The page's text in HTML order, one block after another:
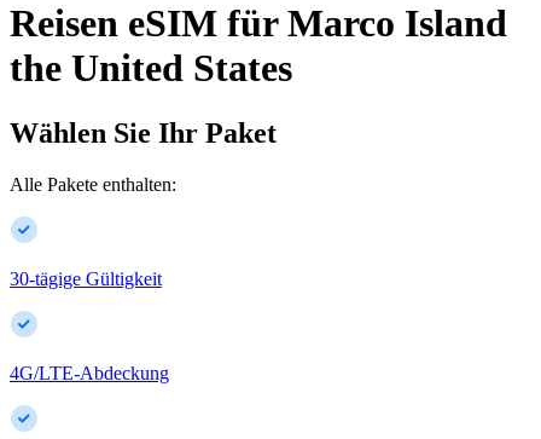
Reisen eSIM für Marco Island
the United States
Wählen Sie Ihr Paket
Alle Pakete enthalten:
30-tägige Gültigkeit
4G/LTE-Abdeckung